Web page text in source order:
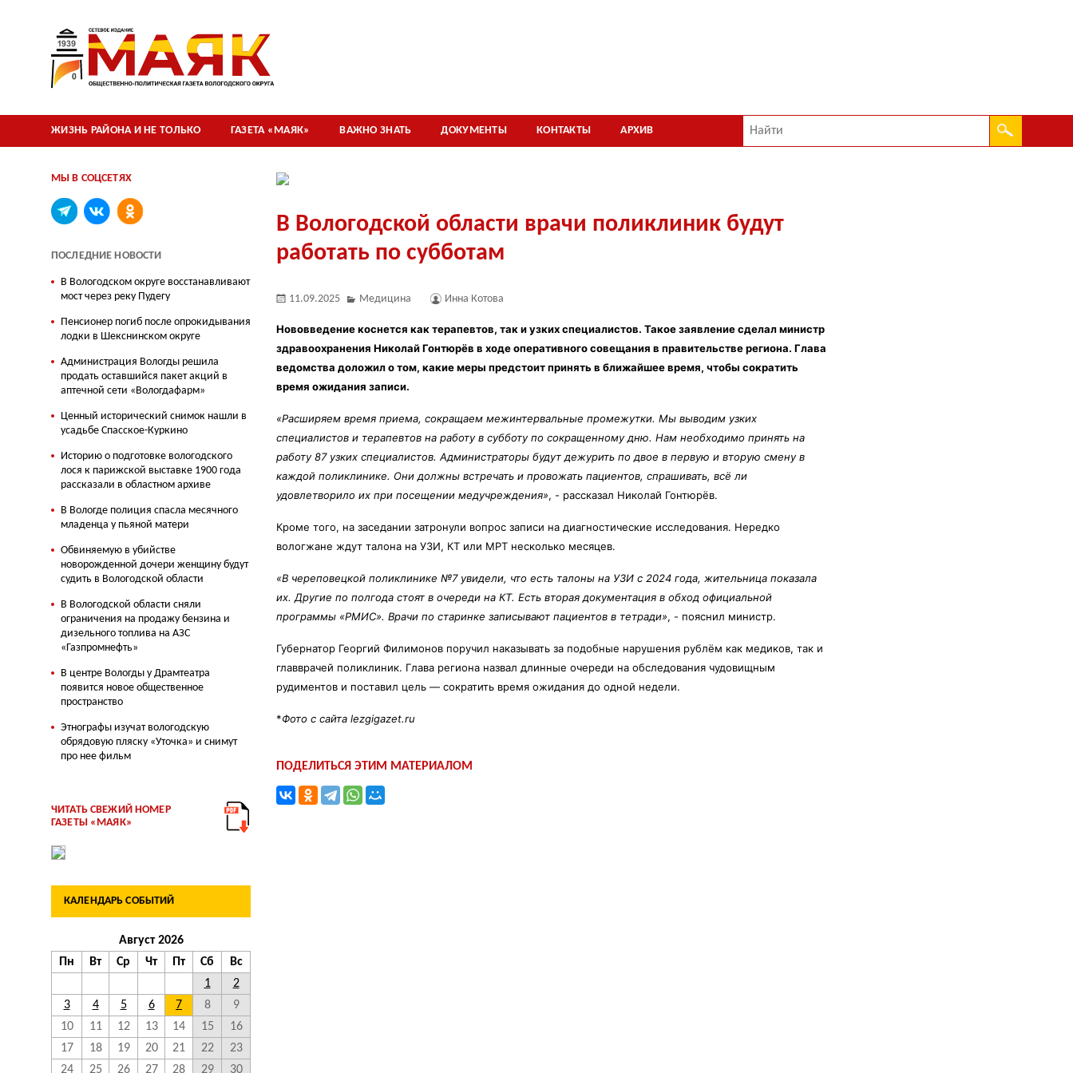
ЖИЗНЬ РАЙОНА И НЕ ТОЛЬКО ГАЗЕТА «МАЯК» ВАЖНО ЗНАТЬ ДОКУМЕНТЫ КОНТАКТЫ АРХИВ
В Вологодской области врачи поликлиник будут
работать по субботам
11.09.2025 Медицина Инна Котова
Нововведение коснется как терапевтов, так и узких специалистов. Такое заявление сделал министр
здравоохранения Николай Гонтюрёв в ходе оперативного совещания в правительстве региона. Глава
ведомства доложил о том, какие меры предстоит принять в ближайшее время, чтобы сократить
время ожидания записи.
«Расширяем время приема, сокращаем межинтервальные промежутки. Мы выводим узких
специалистов и терапевтов на работу в субботу по сокращенному дню. Нам необходимо принять на
работу 87 узких специалистов. Администраторы будут дежурить по двое в первую и вторую смену в
каждой поликлинике. Они должны встречать и провожать пациентов, спрашивать, всё ли
удовлетворило их при посещении медучреждения», - рассказал Николай Гонтюрёв.
Кроме того, на заседании затронули вопрос записи на диагностические исследования. Нередко
вологжане ждут талона на УЗИ, КТ или МРТ несколько месяцев.
«В череповецкой поликлинике №7 увидели, что есть талоны на УЗИ с 2024 года, жительница показала
их. Другие по полгода стоят в очереди на КТ. Есть вторая документация в обход официальной
программы «РМИС». Врачи по старинке записывают пациентов в тетради», - пояснил министр.
Губернатор Георгий Филимонов поручил наказывать за подобные нарушения рублём как медиков, так и
главврачей поликлиник. Глава региона назвал длинные очереди на обследования чудовищным
рудиментов и поставил цель — сократить время ожидания до одной недели.
*Фото с сайта lezgigazet.ru
ПОДЕЛИТЬСЯ ЭТИМ МАТЕРИАЛОМ
МЫ В СОЦСЕТЯХ
ПОСЛЕДНИЕ НОВОСТИ
В Вологодском округе восстанавливают
мост через реку Пудегу
Пенсионер погиб после опрокидывания
лодки в Шекснинском округе
Администрация Вологды решила
продать оставшийся пакет акций в
аптечной сети «Вологдафарм»
Ценный исторический снимок нашли в
усадьбе Спасское-Куркино
Историю о подготовке вологодского
лося к парижской выставке 1900 года
рассказали в областном архиве
В Вологде полиция спасла месячного
младенца у пьяной матери
Обвиняемую в убийстве
новорожденной дочери женщину будут
судить в Вологодской области
В Вологодской области сняли
ограничения на продажу бензина и
дизельного топлива на АЗС
«Газпромнефть»
В центре Вологды у Драмтеатра
появится новое общественное
пространство
Этнографы изучат вологодскую
обрядовую пляску «Уточка» и снимут
про нее фильм
ЧИТАТЬ СВЕЖИЙ НОМЕР
ГАЗЕТЫ «МАЯК»
КАЛЕНДАРЬ СОБЫТИЙ
Август 2026
Пн
Вт Ср Чт Пт Сб
Вс
1
2
3
4 5 6 7 8
9
10
11 12 13 14 15
16
17
18 19 20 21 22
23
24
25 26 27 28 29 30